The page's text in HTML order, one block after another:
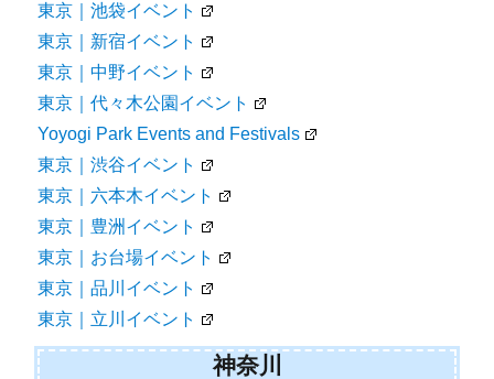
東京｜池袋イベント
東京｜新宿イベント
東京｜中野イベント
東京｜代々木公園イベント
Yoyogi Park Events and Festivals
東京｜渋谷イベント
東京｜六本木イベント
東京｜豊洲イベント
東京｜お台場イベント
東京｜品川イベント
東京｜立川イベント
神奈川